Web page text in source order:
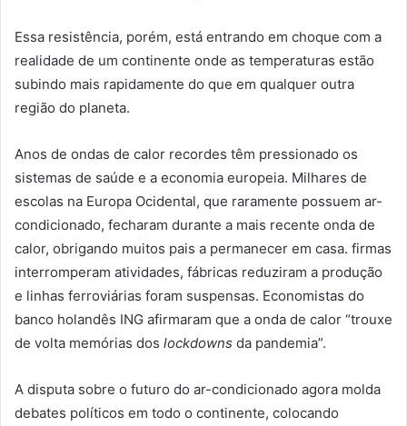
Essa resistência, porém, está entrando em choque com a
realidade de um continente onde as temperaturas estão
subindo mais rapidamente do que em qualquer outra
região do planeta.
Anos de ondas de calor recordes têm pressionado os
sistemas de saúde e a economia europeia. Milhares de
escolas na Europa Ocidental, que raramente possuem ar-
condicionado, fecharam durante a mais recente onda de
calor, obrigando muitos pais a permanecer em casa. firmas
interromperam atividades, fábricas reduziram a produção
e linhas ferroviárias foram suspensas. Economistas do
banco holandês ING afirmaram que a onda de calor “trouxe
de volta memórias dos lockdowns da pandemia”.
A disputa sobre o futuro do ar-condicionado agora molda
debates políticos em todo o continente, colocando